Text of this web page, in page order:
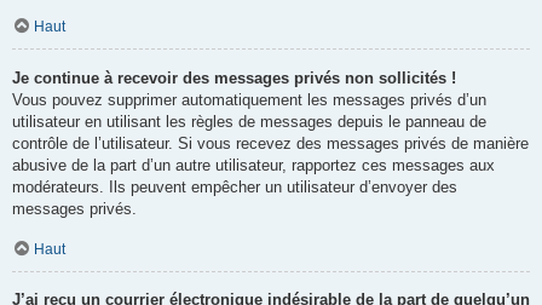
Haut
Je continue à recevoir des messages privés non sollicités !
Vous pouvez supprimer automatiquement les messages privés d’un
utilisateur en utilisant les règles de messages depuis le panneau de
contrôle de l’utilisateur. Si vous recevez des messages privés de manière
abusive de la part d’un autre utilisateur, rapportez ces messages aux
modérateurs. Ils peuvent empêcher un utilisateur d’envoyer des
messages privés.
Haut
J’ai reçu un courrier électronique indésirable de la part de quelqu’un